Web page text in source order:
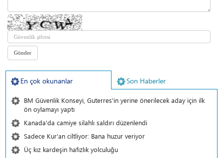
En çok okunanlar Son Haberler
BM Güvenlik Konseyi, Guterres'in yerine önerilecek aday için ilk
ön oylamayı yaptı
Kanada'da camiye silahlı saldırı düzenlendi
Sadece Kur'an ciltliyor: Bana huzur veriyor
Üç kız kardeşin hafızlık yolculuğu